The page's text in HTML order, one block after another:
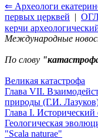
⇐ Археологи
первых церквей |
керчи
Международные
По слову
Великая катастрофа
Глава VII.
природы (Г.И.
Глава I. Исторический
Геологическая
"Scala naturae"